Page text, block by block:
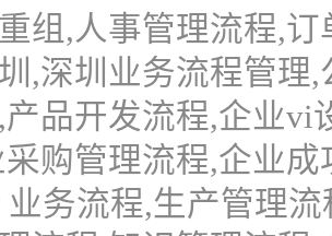
组,人事管理流程,
,深圳业务流程管理
品开发流程,企业vi
购管理流程,企业成
业务流程,生产管理